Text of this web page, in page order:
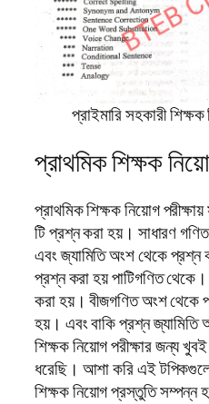
প্রাইমারি সহকারী
প্রাথমিক শিক্ষক
প্রাথমিক শিক্ষক নিয়োগ
টি প্রশ্ন করা হয়। সাধারণ
এবং জ্যামিতি অংশ থেকে প্রশ্ন
প্রশ্ন করা হয় পাটিগণিত
করা হয়। বীজগণিত অংশ থেকে
হয়। এবং বাকি প্রশ্ন জ্যামিতি
শিক্ষক নিয়োগ পরীক্ষার জন্য
ধরেছি। আশা করি এই
শিক্ষক নিয়োগ প্রস্তুতি সম্পন্ন